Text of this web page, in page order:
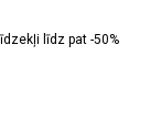
līdz pat -50%